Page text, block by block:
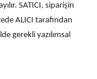
SATICI, siparişin
ALICI tarafından
gerekli yazılımsal